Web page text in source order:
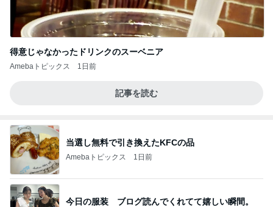
得意じゃなかったドリンクのスーベニア
Amebaトピックス 1日前
記事を読む
当選し無料で引き換えたKFCの品
Amebaトピックス 1日前
今日の服装 ブログ読んでくれてて嬉しい瞬間。